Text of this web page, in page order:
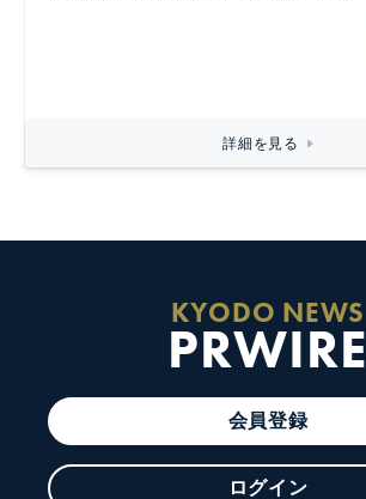
詳細を見る
KYODO NEWS
PRWIRE
会員登録
ログイン